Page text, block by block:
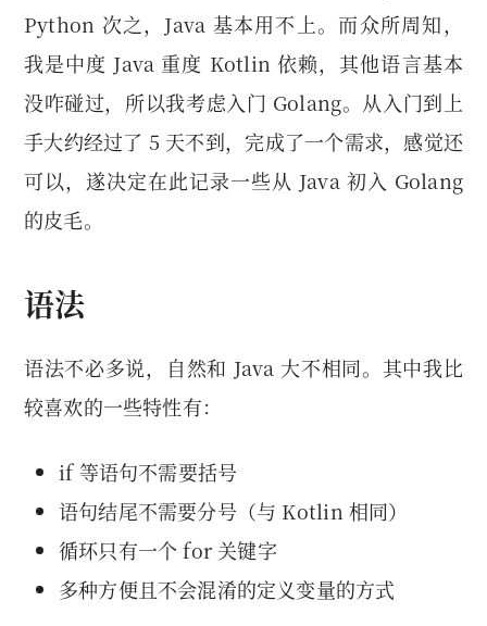
Python 次之，Java 基本用不上。而众所周知，
我是中度 Java 重度 Kotlin 依赖，其他语言基本
没咋碰过，所以我考虑入门 Golang。从入门到上
手大约经过了 5 天不到，完成了一个需求，感觉还
可以，遂决定在此记录一些从 Java 初入 Golang
的皮毛。
语法
语法不必多说，自然和 Java 大不相同。其中我比
较喜欢的一些特性有：
if 等语句不需要括号
语句结尾不需要分号（与 Kotlin 相同）
循环只有一个 for 关键字
多种方便且不会混淆的定义变量的方式